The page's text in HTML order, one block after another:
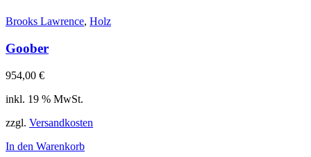
Brooks Lawrence, Holz
Goober
954,00 €
inkl. 19 % MwSt.
zzgl. Versandkosten
In den Warenkorb